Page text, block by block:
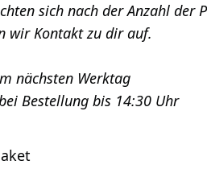
sich nach der Anzahl der
wir Kontakt zu dir auf.
nächsten Werktag
Bestellung bis 14:30 Uhr